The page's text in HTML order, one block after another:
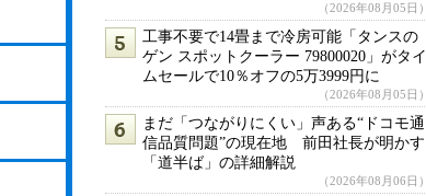
（2026年08月05日）
工事不要で14畳まで冷房可能「タンスの
ゲン スポットクーラー 79800020」がタイ
ムセールで10％オフの5万3999円に
（2026年08月05日）
まだ「つながりにくい」声ある“ドコモ通
信品質問題”の現在地 前田社長が明かす
「道半ば」の詳細解説
（2026年08月06日）